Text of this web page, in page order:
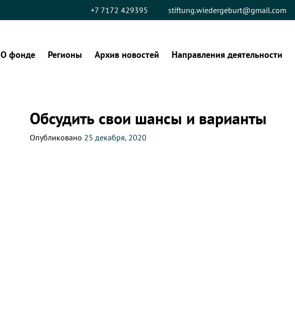
+7 7172 429395 stiftung.wiedergeburt@gmail.com
О фонде Регионы Архив новостей Направления деятельности
Обсудить свои шансы и варианты
Опубликовано 25 декабря, 2020